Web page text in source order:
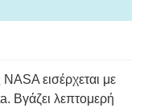
εισέρχεται με
Βγάζει λεπτομερή